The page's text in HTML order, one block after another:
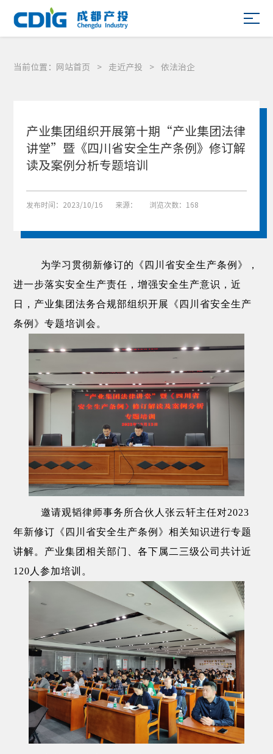
当前位置： 网站首页 > 走近产投 > 依法治企
产业集团组织开展第十期“产业集团法律
讲堂”暨《四川省安全生产条例》修订解
读及案例分析专题培训
发布时间：2023/10/16 来源： 浏览次数：168
为学习贯彻新修订的《四川省安全生产条例》，
进一步落实安全生产责任，增强安全生产意识，近
日，产业集团法务合规部组织开展《四川省安全生产
条例》专题培训会。
邀请观韬律师事务所合伙人张云轩主任对2023
年新修订《四川省安全生产条例》相关知识进行专题
讲解。产业集团相关部门、各下属二三级公司共计近
120人参加培训。